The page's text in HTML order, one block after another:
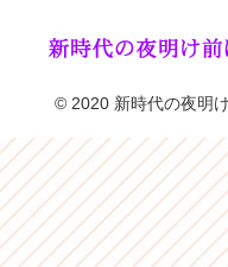
© 2020 新時代の夜明